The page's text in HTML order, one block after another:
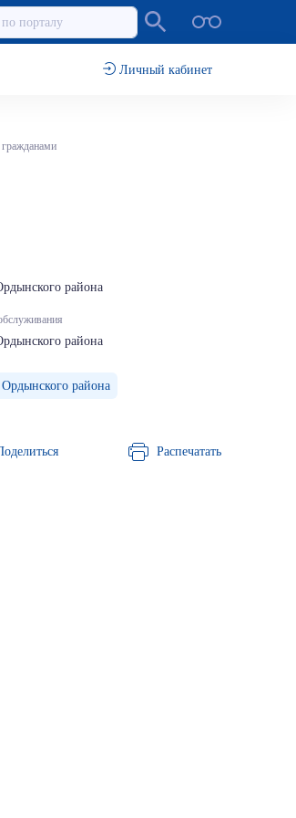
Личный кабинет
гражданами
района
района
района
Распечатать